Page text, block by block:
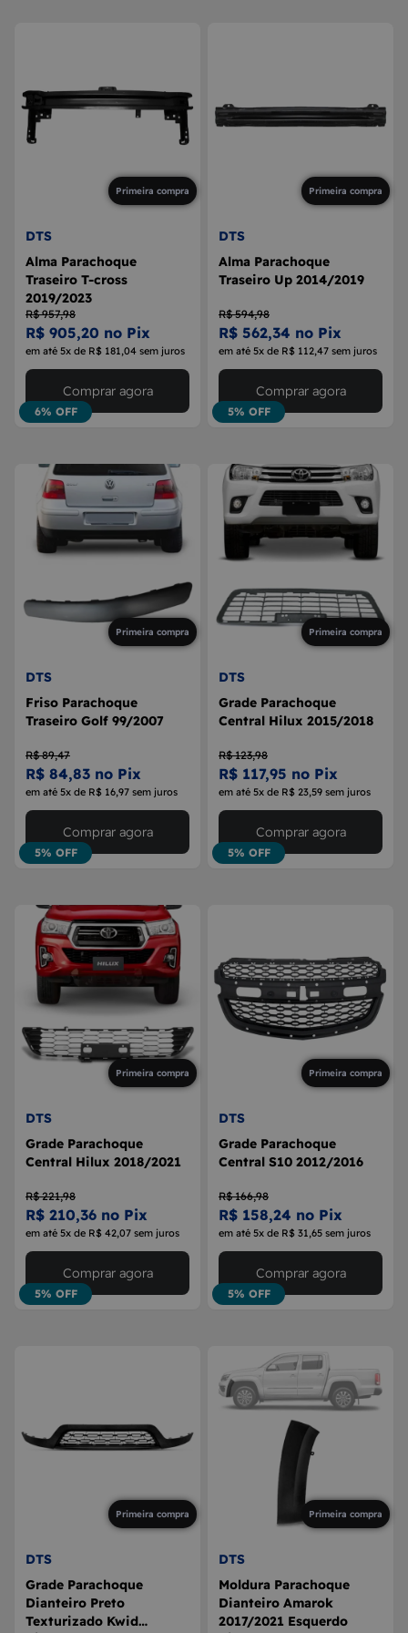
Primeira compra
DTS
Alma Parachoque
Traseiro T-cross
2019/2023
R$ 957,98
R$ 905,20 no Pix
em até 5x de R$ 181,04 sem juros
6% OFF
Comprar agora
Primeira compra
DTS
Alma Parachoque
Traseiro Up 2014/2019
R$ 594,98
R$ 562,34 no Pix
em até 5x de R$ 112,47 sem juros
5% OFF
Comprar agora
Primeira compra
DTS
Friso Parachoque
Traseiro Golf 99/2007
R$ 89,47
R$ 84,83 no Pix
em até 5x de R$ 16,97 sem juros
5% OFF
Comprar agora
Primeira compra
DTS
Grade Parachoque
Central Hilux 2015/2018
R$ 123,98
R$ 117,95 no Pix
em até 5x de R$ 23,59 sem juros
5% OFF
Comprar agora
Primeira compra
DTS
Grade Parachoque
Central Hilux 2018/2021
R$ 221,98
R$ 210,36 no Pix
em até 5x de R$ 42,07 sem juros
5% OFF
Comprar agora
Primeira compra
DTS
Grade Parachoque
Central S10 2012/2016
R$ 166,98
R$ 158,24 no Pix
em até 5x de R$ 31,65 sem juros
5% OFF
Comprar agora
Primeira compra
DTS
Grade Parachoque
Dianteiro Preto
Texturizado Kwid
Primeira compra
DTS
Moldura Parachoque
Dianteiro Amarok
2017/2021 Esquerdo